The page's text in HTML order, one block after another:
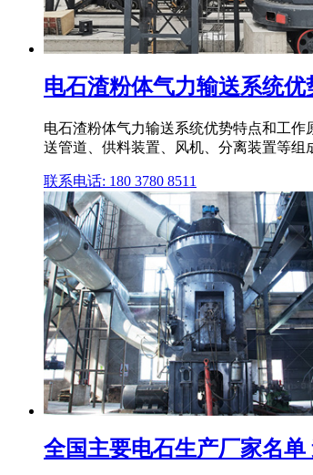
电石渣粉体气力输送系统
电石渣粉体气力输送系统优势特点和工
送管道、供料装置、风机、分离装置等组
联系电话: 180 3780 8511
全国主要电石生产厂家名单